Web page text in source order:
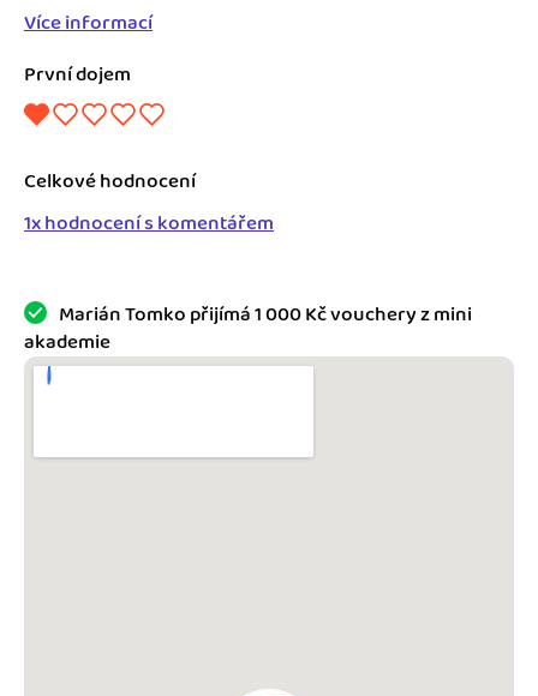
Katalog doplňků
Blog
mini akademie
Více informací
První dojem
Celkové hodnocení
1x hodnocení s komentářem
Marián Tomko přijímá 1 000 Kč vouchery z mini
akademie